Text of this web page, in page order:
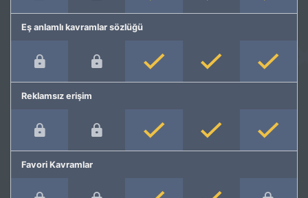
Eş anlamlı kavramlar sözlüğü
Reklamsız erişim
Favori Kavramlar